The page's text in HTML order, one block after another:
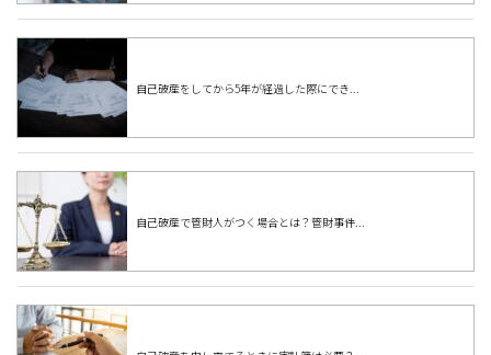
自己破産をしてから5年が経過した際にでき...
自己破産で管財人がつく場合とは？管財事件...